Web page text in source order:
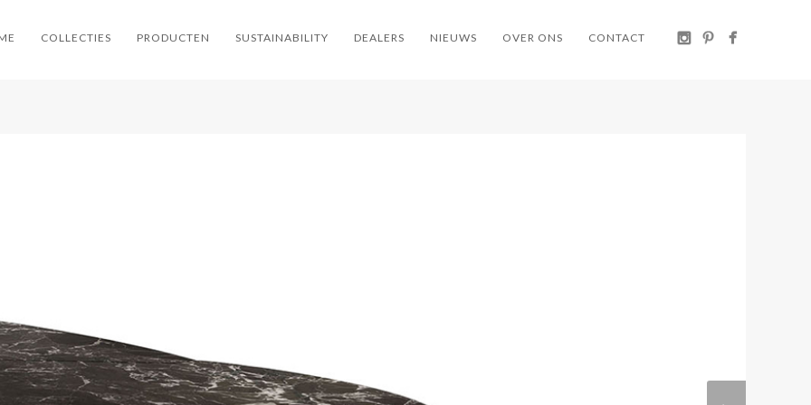
COLLECTIES PRODUCTEN SUSTAINABILITY DEALERS NIEUWS OVER ONS CONTACT